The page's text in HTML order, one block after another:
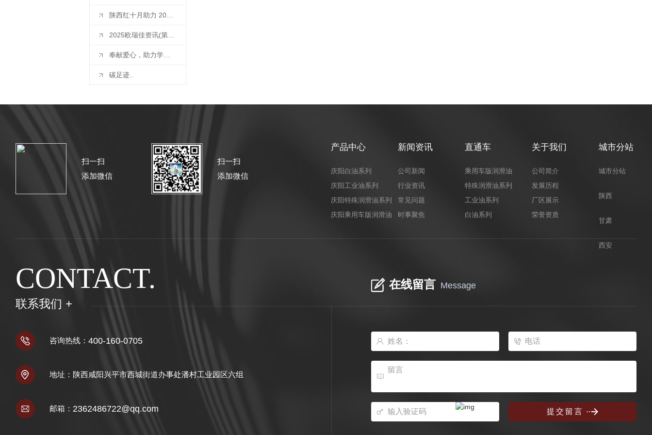
陕西红十月助力 2025 润滑智库论坛：润无止境，智启新势谋发展
2025欧瑞佳资讯(第四届) 西安润滑油产业发展会议润滑油企业参观交流行-陕西红十月发展有限公司！
奉献爱心，助力学子成长
碳足迹..
扫一扫
添加微信
扫一扫
添加微信
产品中心
庆阳白油系列
庆阳工业油系列
庆阳特殊润滑油系列
庆阳乘用车版润滑油
新闻资讯
公司新闻
行业资讯
常见问题
时事聚焦
直通车
乘用车版润滑油
特殊润滑油系列
工业油系列
白油系列
关于我们
公司简介
发展历程
厂区展示
荣誉资质
城市分站
城市分站
陕西
甘肃
西安
CONTACT.
联系我们 +
咨询热线： 400-160-0705
地址：陕西咸阳兴平市西城街道办事处潘村工业园区六组
邮箱： 2362486722@qq.com
在线留言 Message
提 交 留 言